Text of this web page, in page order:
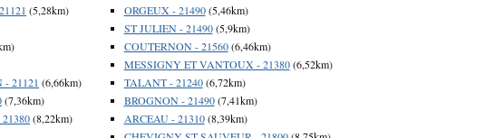
(5,28km)
21121 (6,66km)
(7,36km)
(8,22km)
ORGEUX - 21490(5,46km)
ST JULIEN - 21490(5,9km)
COUTERNON - 21560(6,46km)
MESSIGNY ET VANTOUX - 21380(6,52km)
TALANT - 21240(6,72km)
BROGNON - 21490(7,41km)
ARCEAU - 21310(8,39km)